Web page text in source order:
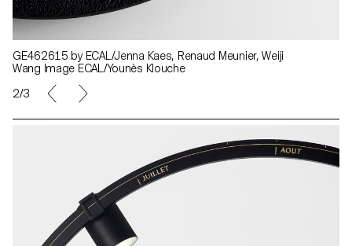
GE462615 by ECAL/Jenna Kaes, Renaud Meunier, Weiji
Wang Image ECAL/Younès Klouche
2/3